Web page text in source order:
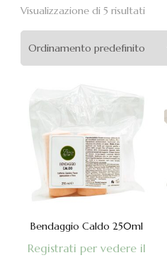
Visualizzazione di 5 risultati
Bendaggio Caldo 250ml
Registrati per vedere il